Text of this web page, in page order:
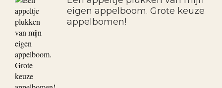
Hoe snoei ik mijn druif?
Wanneer moet ik mijn druif
snoeien?